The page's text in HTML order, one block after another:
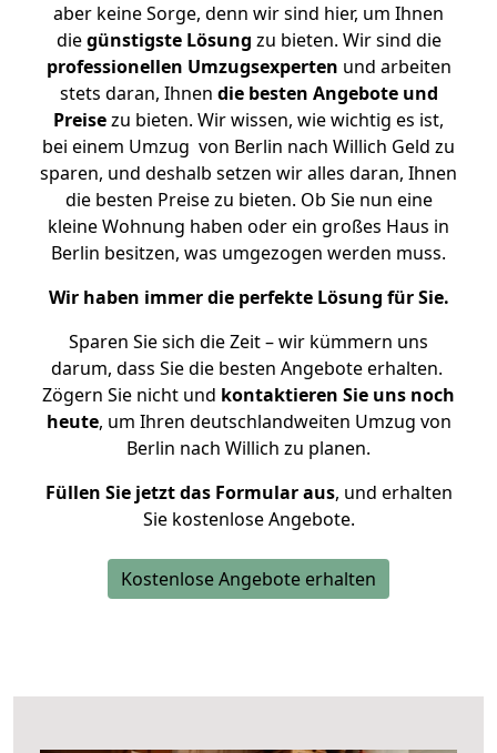
aber keine Sorge, denn wir sind hier, um Ihnen
diegünstigste Lösung zu bieten. Wir sind die
professionellen Umzugsexperten und arbeiten
stets daran, Ihnen die besten Angebote und
Preisezu bieten. Wir wissen, wie wichtig es ist,
bei einem Umzug von Berlin nach Willich Geld zu
sparen, und deshalb setzen wir alles daran, Ihnen
die besten Preise zu bieten. Ob Sie nun eine
kleine Wohnung haben oder ein großes Haus in
Berlin besitzen, was umgezogen werden muss.
Wir haben immer die perfekte Lösung für Sie.
Sparen Sie sich die Zeit – wir kümmern uns
darum, dass Sie die besten Angebote erhalten.
Zögern Sie nicht und kontaktieren Sie uns noch
heute, um Ihren deutschlandweiten Umzug von
Berlin nach Willich zu planen.
Füllen Sie jetzt das Formular aus, und erhalten
Sie kostenlose Angebote.
Kostenlose Angebote erhalten